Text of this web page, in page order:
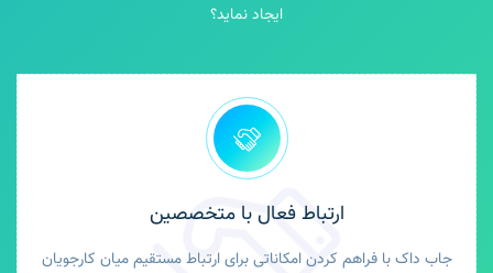
ایجاد نماید؟
ارتباط فعال با متخصصین
جاب داک با فراهم کردن امکاناتی برای ارتباط مستقیم میان کارجویان